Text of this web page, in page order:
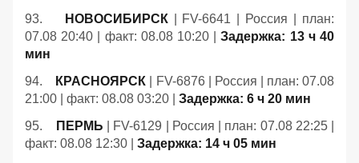
93.
НОВОСИБИРСК| FV-6641 | Россия | план:
07.08 20:40 | факт: 08.08 10:20 |Задержка: 13 ч 40
мин
94.
КРАСНОЯРСК | FV-6876 | Россия | план: 07.08
21:00 | факт: 08.08 03:20 | Задержка: 6 ч 20 мин
95.
ПЕРМЬ | FV-6129 | Россия | план: 07.08 22:25 |
факт: 08.08 12:30 | Задержка: 14 ч 05 мин